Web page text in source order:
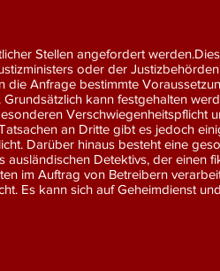
Stellen angefordert
oder der
Anfrage bestimmte
kann festgehalten
Verschwiegenheitspflicht
an Dritte gibt es jedoch
Darüber hinaus besteht eine
Detektivs, der einen
im Auftrag von Betreibern
Es kann sich auf Geheimdienst